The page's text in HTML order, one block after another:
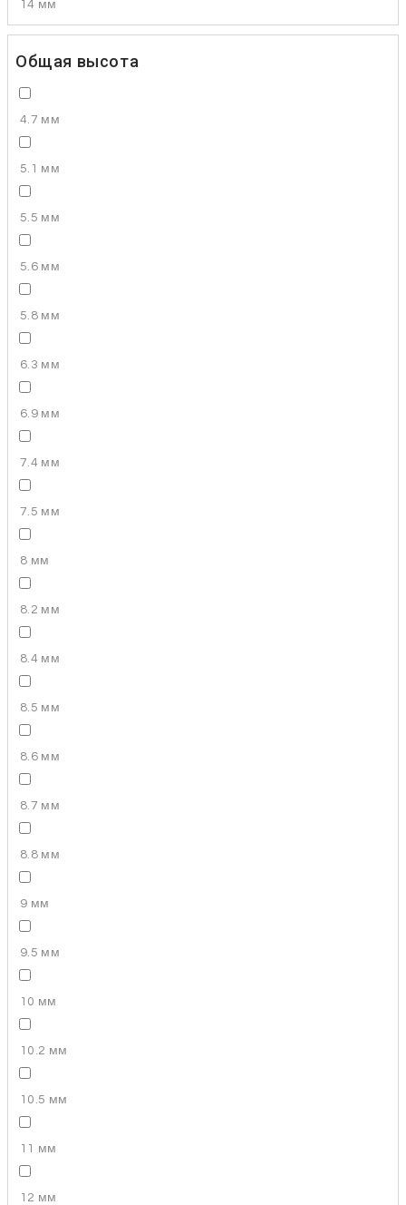
14 мм
Общая высота
4.7 мм
5.1 мм
5.5 мм
5.6 мм
5.8 мм
6.3 мм
6.9 мм
7.4 мм
7.5 мм
8 мм
8.2 мм
8.4 мм
8.5 мм
8.6 мм
8.7 мм
8.8 мм
9 мм
9.5 мм
10 мм
10.2 мм
10.5 мм
11 мм
12 мм